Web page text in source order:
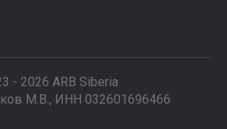
- 2026 ARB Siberia
М.В., ИНН 032601696466